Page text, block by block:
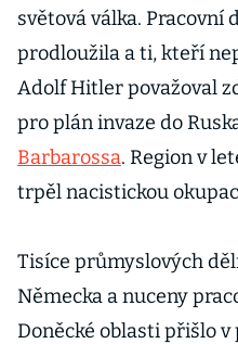
světová válka. Pracovní
prodloužila a ti, kteří
Adolf Hitler považoval
pro plán invaze do
Barbarossa. Region v
trpěl nacistickou
Tisíce průmyslových
Německa a nuceny
Doněcké oblasti přišlo